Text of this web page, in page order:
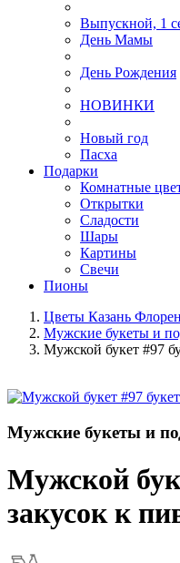
Выпускной, 1
День Мамы
День Рождения
НОВИНКИ
Новый год
Пасха
Подарки
Комнатные
Открытки
Сладости
Шары
Картины
Свечи
Пионы
Цветы Казань
Мужские букеты и
Мужской букет #97
Мужские букеты и
Мужской
закусок к